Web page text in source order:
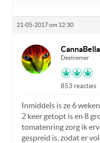
21-05-2017 om 12:30
CannaBella
Deelnemer
853 reacties
Inmiddels is ze 6
2 keer getopt is en 8
tomatenring zorg ik
gespreid is, zodat er